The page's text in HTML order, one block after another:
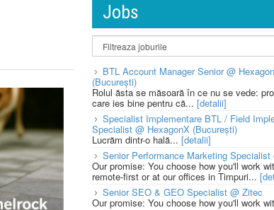
Jobs
BTL Account Manager Senior @
(București)
Rolul ăsta se măsoară în ce nu se vede:
care ies bine pentru că... [detalii]
Specialist Implementare BTL / Field
Specialist @ HexagonX (București)
Lucrăm dintr-o hală... [detalii]
Senior Performance Marketing Specialist
Our promise: You choose how you'll work
remote-first or at our offices in Timpuri...
Senior SEO & GEO Specialist @ Zitec
Our promise: You choose how you'll work